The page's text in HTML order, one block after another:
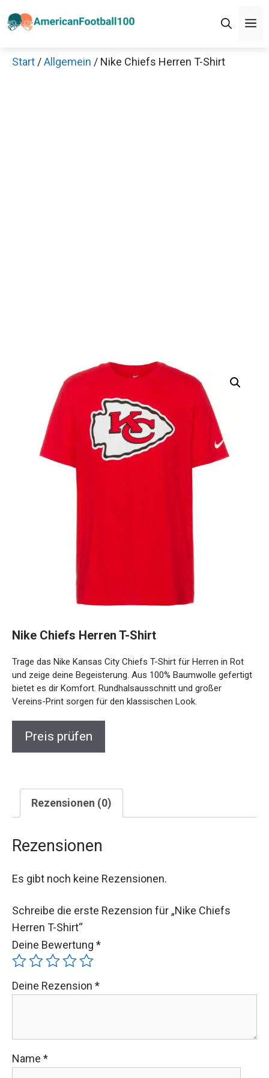
Inhalt
Start /Allgemein / Nike Chiefs Herren T-Shirt
Nike Chiefs Herren T-Shirt
Trage das Nike Kansas City Chiefs T-Shirt für Herren in Rot
und zeige deine Begeisterung. Aus 100% Baumwolle gefertigt
bietet es dir Komfort. Rundhalsausschnitt und großer
Vereins-Print sorgen für den klassischen Look.
Preis prüfen
Rezensionen (0)
Rezensionen
Es gibt noch keine Rezensionen.
Schreibe die erste Rezension für „Nike Chiefs
Herren T-Shirt“
Deine Bewertung *
Deine Rezension *
Name *